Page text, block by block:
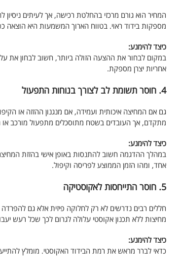
המחיר הוא גורם מרכזי בהחלטת רכישה, אך לעיתים ניסיון
מספקות בידוד ראוי. בטווח הארוך המשמעות היא
כיצד להימנע:
במקום לבחור את ההצעה הזולה ביותר, חשוב לבחון את
אחריות יצרן מספקת.
4. חוסר תשומת לב לצורך בנוחות התפעול
גם אם המחיצה איכותית ועמידה, אם מנגנון ההזזה או
מתקדם, אך העובדים בשטח מתוסכלים מתפעול מורכב או
כיצד להימנע:
במהלך ההדגמה חשוב להתנסות באופן אישי בהזזת
אחד, ומהו הזמן הממוצע לפריסה וקיפול.
5. חוסר התייחסות לאקוסטיקה
חללים רבים נדרשים לא רק לחלוקה פיזית אלא גם
מחיצות ללא תכנון אקוסטי עלולה לגרום לכך שכל רעש
כיצד להימנע:
כדאי לברר מראש את רמת הבידוד האקוסטי. מומלץ